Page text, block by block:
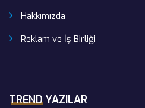
Hakkımızda
Reklam ve İş Birliği
TREND YAZILAR